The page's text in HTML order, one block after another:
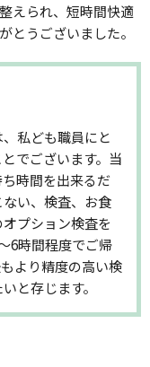
えられ、短時間快適
とうございました。
私ども職員にと
でございます。当
時間を出来るだ
い、検査、お食
プション検査を
6時間程度でご帰
より精度の高い検
と存じます。